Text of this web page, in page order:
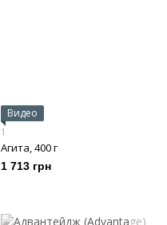
Видео
1
Агита, 400 г
1 713 грн